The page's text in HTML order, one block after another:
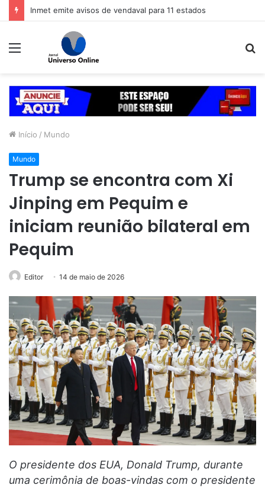
Inmet emite avisos de vendaval para 11 estados
Menu
Início / Mundo
Mundo
Trump se encontra com Xi
Jinping em Pequim e
iniciam reunião bilateral em
Pequim
Editor 14 de maio de 2026
O presidente dos EUA, Donald Trump, durante
uma cerimônia de boas-vindas com o presidente